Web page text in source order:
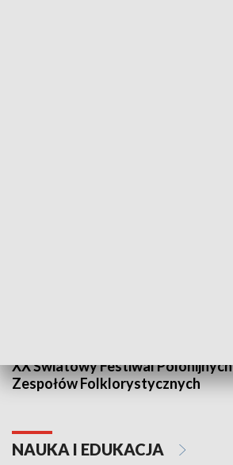
XX Światowy Festiwal Polonijnych
Zespołów Folklorystycznych
NAUKA I EDUKACJA